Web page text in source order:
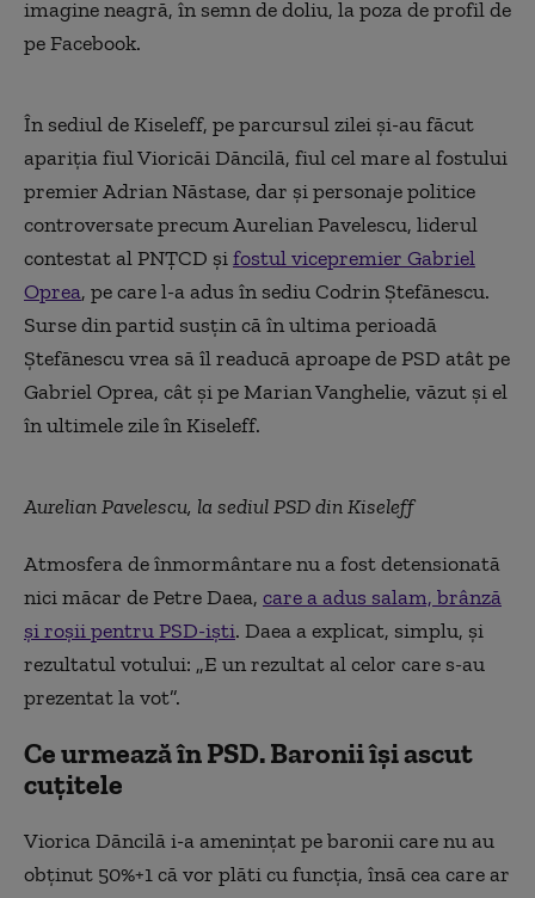
imagine neagră, în semn de doliu, la poza de profil de
pe Facebook.
În sediul de Kiseleff, pe parcursul zilei și-au făcut
apariția fiul Vioricăi Dăncilă, fiul cel mare al fostului
premier Adrian Năstase, dar și personaje politice
controversate precum Aurelian Pavelescu, liderul
contestat al PNȚCD șifostul vicepremier Gabriel
Oprea, pe care l-a adus în sediu Codrin Ștefănescu.
Surse din partid susțin că în ultima perioadă
Ștefănescu vrea să îl readucă aproape de PSD atât pe
Gabriel Oprea, cât și pe Marian Vanghelie, văzut și el
în ultimele zile în Kiseleff.
Aurelian Pavelescu, la sediul PSD din Kiseleff
Atmosfera de înmormântare nu a fost detensionată
nici măcar de Petre Daea, care a adus salam, brânză
și roșii pentru PSD-iști. Daea a explicat, simplu, și
rezultatul votului: „E un rezultat al celor care s-au
prezentat la vot”.
Ce urmează în PSD. Baronii își ascut
cuțitele
Viorica Dăncilă i-a amenințat pe baronii care nu au
obținut 50%+1 că vor plăti cu funcția, însă cea care ar